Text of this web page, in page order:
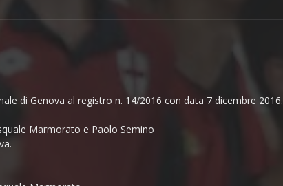
di Genova al registro n. 14/2016 con data 7 dicembre 2016.
Marmorato e Paolo Semino